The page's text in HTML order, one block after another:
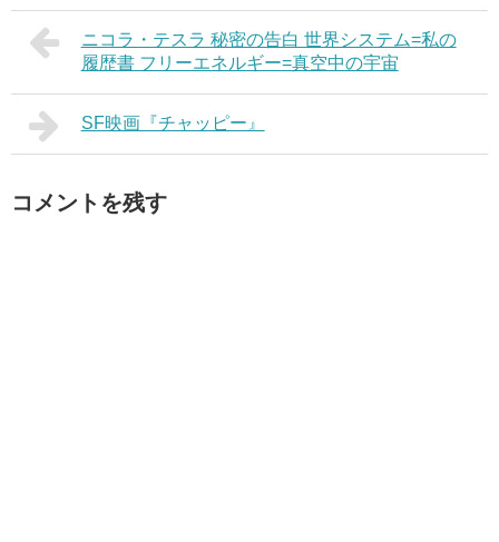
ニコラ・テスラ 秘密の告白 世界システム=私の
履歴書 フリーエネルギー=真空中の宇宙
SF映画『チャッピー』
コメントを残す